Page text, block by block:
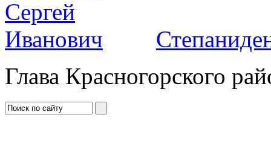
Глава Красногорского